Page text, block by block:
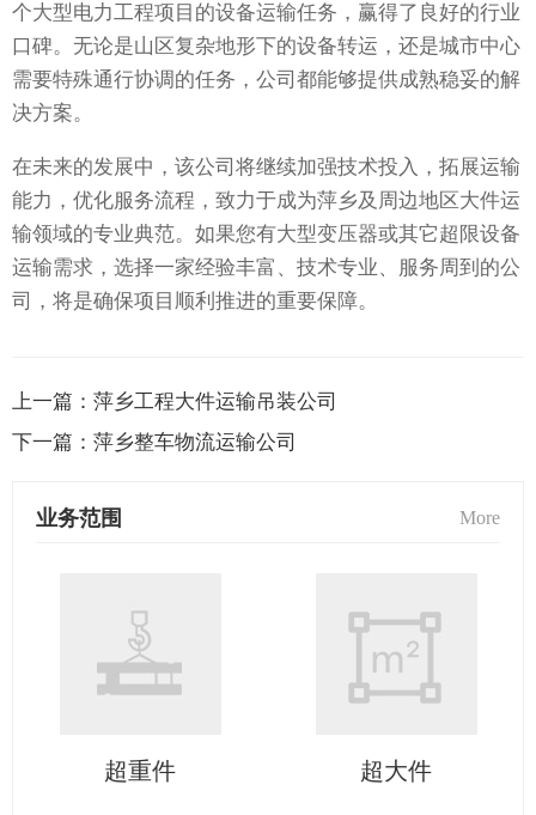
个大型电力工程项目的设备运输任务，赢得了良好的行业
口碑。无论是山区复杂地形下的设备转运，还是城市中心
需要特殊通行协调的任务，公司都能够提供成熟稳妥的解
决方案。
在未来的发展中，该公司将继续加强技术投入，拓展运输
能力，优化服务流程，致力于成为萍乡及周边地区大件运
输领域的专业典范。如果您有大型变压器或其它超限设备
运输需求，选择一家经验丰富、技术专业、服务周到的公
司，将是确保项目顺利推进的重要保障。
上一篇： 萍乡工程大件运输吊装公司
下一篇： 萍乡整车物流运输公司
业务范围 More
超重件 超大件